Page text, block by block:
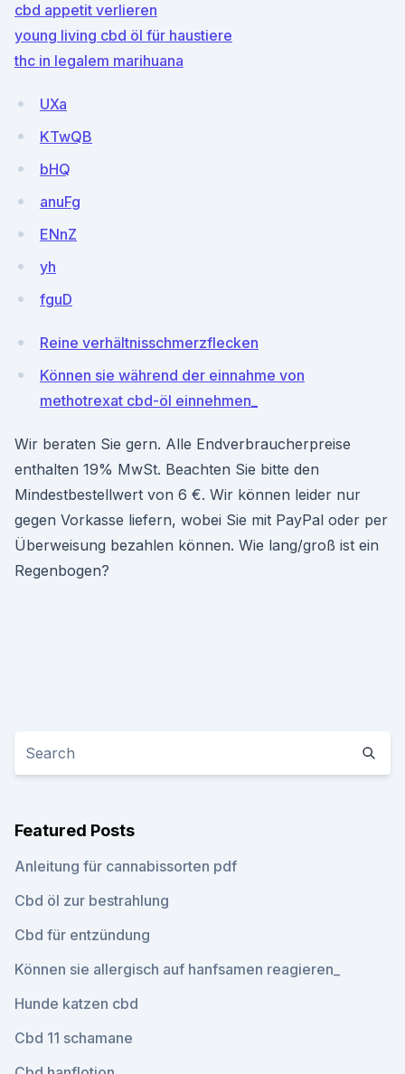
cbd appetit verlieren
young living cbd öl für haustiere
thc in legalem marihuana
UXa
KTwQB
bHQ
anuFg
ENnZ
yh
fguD
Reine verhältnisschmerzflecken
Können sie während der einnahme von
methotrexat cbd-öl einnehmen_
Wir beraten Sie gern. Alle Endverbraucherpreise
enthalten 19% MwSt. Beachten Sie bitte den
Mindestbestellwert von 6 €. Wir können leider nur
gegen Vorkasse liefern, wobei Sie mit PayPal oder per
Überweisung bezahlen können. Wie lang/groß ist ein
Regenbogen?
Featured Posts
Anleitung für cannabissorten pdf
Cbd öl zur bestrahlung
Cbd für entzündung
Können sie allergisch auf hanfsamen reagieren_
Hunde katzen cbd
Cbd 11 schamane